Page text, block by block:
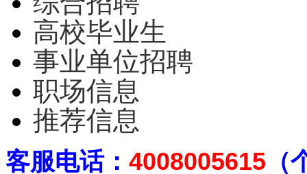
高校毕业生
事业单位招聘
职场信息
推荐信息
客服电话： 4008005615